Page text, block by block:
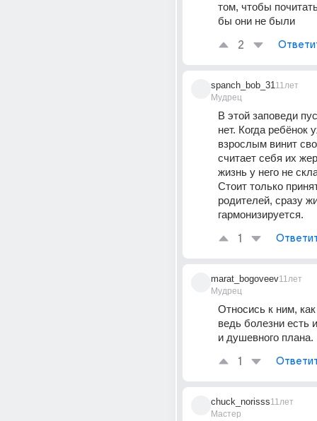
том, чтобы
бы они не были
2
spanch_bob_31
Мудрец
11лет
В этой заповеди
нет. Когда ребёнок
взрослым винит
считает себя их
жизнь у него не
Стоит только
родителей, сразу
гармонизируется.
1
marat_bogoveev
Мудрец
11лет
Относись к ним,
ведь болезни есть
и душевного плана.
1
chuck_norisss
Мастер
11лет